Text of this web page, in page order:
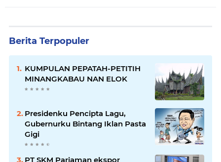
Berita Terpopuler
KUMPULAN PEPATAH-PETITIH
MINANGKABAU NAN ELOK
Presidenku Pencipta Lagu,
Gubernurku Bintang Iklan Pasta
Gigi
PT SKM Pariaman ekspor